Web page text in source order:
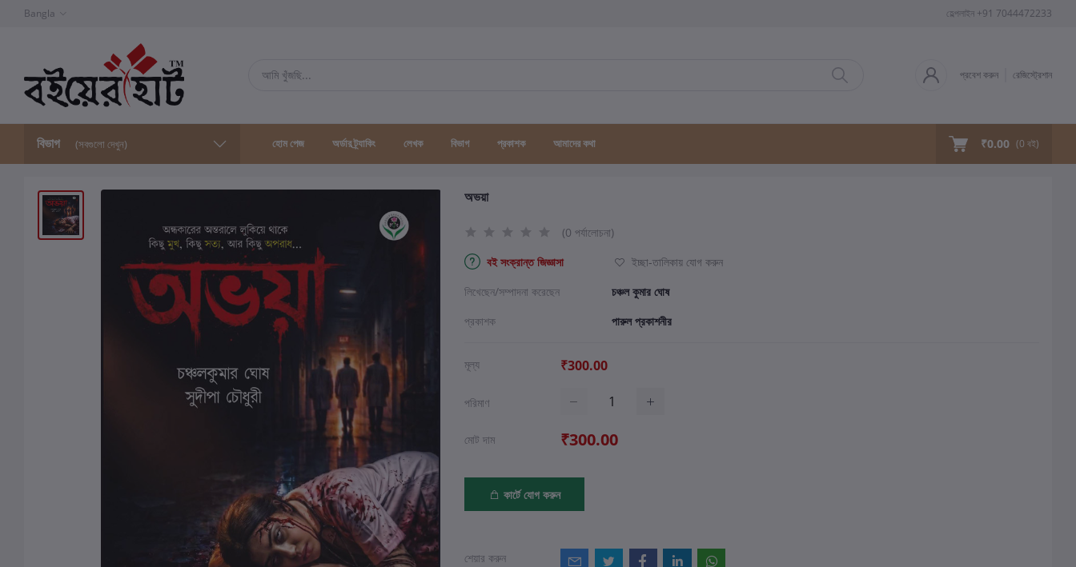
Bangla হেল্পলাইন +91 7044472233
প্রবেশ করুন রেজিস্ট্রেশান
বিভাগ (সবগুলো দেখুন) হোম পেজ অর্ডার ট্র্যাকিং লেখক বিভাগ প্রকাশক আমাদের কথা ₹0.00 (0 বই)
অভয়া
(0 পর্যালোচনা)
বই সংক্রান্ত জিজ্ঞাসা
ইচ্ছা-তালিকায় যোগ করুন
লিখেছেন/সম্পাদনা করেছেন
চঞ্চল কুমার ঘোষ
প্রকাশক
পারুল প্রকাশনীর
মূল্য ₹300.00
পরিমাণ
মোট দাম ₹300.00
কার্টে যোগ করুন
শেয়ার করুন